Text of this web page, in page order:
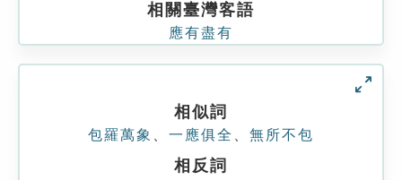
相關臺灣客語
應有盡有
相似詞
包羅萬象 一應俱全 無所不包
相反詞